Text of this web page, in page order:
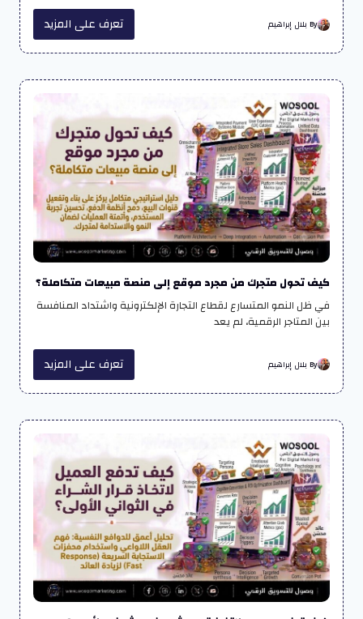
By بلال إبراهيم تعرف على المزيد
كيف تحول متجرك من مجرد موقع إلى منصة مبيعات متكاملة؟
في ظل النمو المتسارع لقطاع التجارة الإلكترونية واشتداد المنافسة
بين المتاجر الرقمية، لم يعد
By بلال إبراهيم تعرف على المزيد